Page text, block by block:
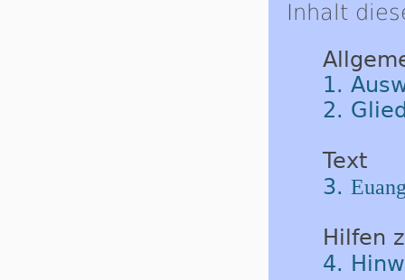
Inhalt
1.
2.
Text
3.
Hilfen
4.